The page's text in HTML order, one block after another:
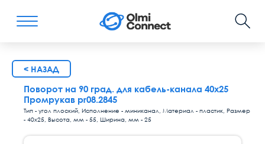
< НАЗАД
Поворот на 90 град. для кабель-канала 40х25
Промрукав pr08.2845
Тип - угол плоский, Исполнение - миниканал, Материал - пластик, Размер
- 40х25, Высота, мм - 55, Ширина, мм - 25